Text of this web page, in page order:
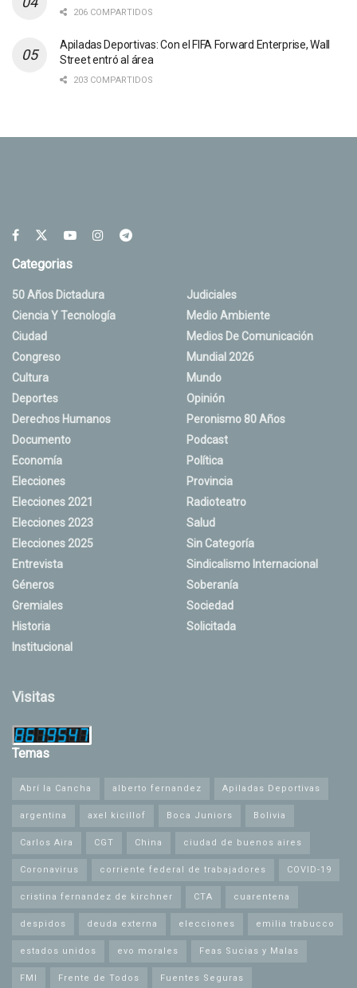
206 COMPARTIDOS
Apiladas Deportivas: Con el FIFA Forward Enterprise, Wall
Street entró al área
203 COMPARTIDOS
Categorias
50 Años Dictadura
Ciencia Y Tecnología
Ciudad
Congreso
Cultura
Deportes
Derechos Humanos
Documento
Economía
Elecciones
Elecciones 2021
Elecciones 2023
Elecciones 2025
Entrevista
Géneros
Gremiales
Historia
Institucional
Judiciales
Medio Ambiente
Medios De Comunicación
Mundial 2026
Mundo
Opinión
Peronismo 80 Años
Podcast
Política
Provincia
Radioteatro
Salud
Sin Categoría
Sindicalismo Internacional
Soberanía
Sociedad
Solicitada
Visitas
Temas
Abrí la Cancha alberto fernandez Apiladas Deportivas
argentina axel kicillof Boca Juniors Bolivia
Carlos Aira CGT China ciudad de buenos aires
Coronavirus corriente federal de trabajadores COVID-19
cristina fernandez de kirchner CTA cuarentena
despidos deuda externa elecciones emilia trabucco
estados unidos evo morales Feas Sucias y Malas
FMI Frente de Todos Fuentes Seguras